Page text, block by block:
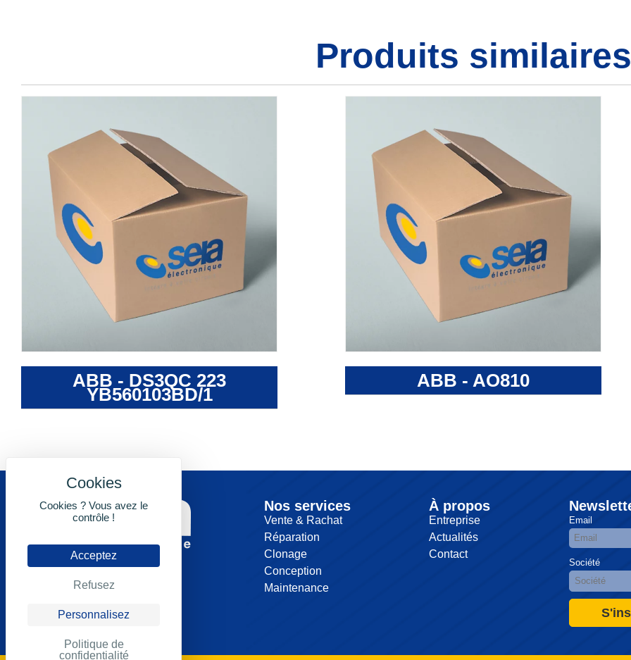
Cookies ? Vous avez le
contrôle !
Acceptez
Refusez
Personnalisez
Politique de
confidentialité
Produits similaires
ABB - DS3QC 223
YB560103BD/1
ABB - AO810
Nos services
Vente & Rachat
Réparation
Clonage
Conception
Maintenance
À propos
Entreprise
Actualités
Contact
Email
Société